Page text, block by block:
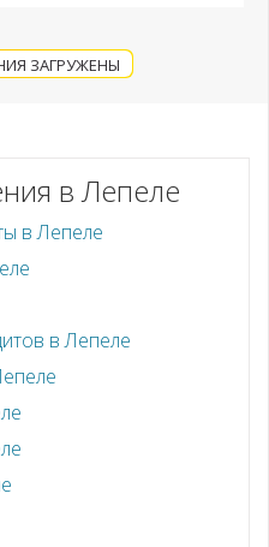
ЗАГРУЖЕНЫ
в Лепеле
в Лепеле
в Лепеле